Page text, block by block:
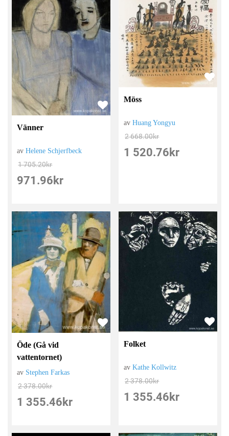
Vänner
avHelene Schjerfbeck
1 705.20kr
971.96 kr
Möss
avHuang Yongyu
2 668.00kr
1 520.76 kr
Öde (Gå vid
vattentornet)
av Stephen Farkas
2 378.00kr
1 355.46 kr
Folket
avKathe Kollwitz
2 378.00kr
1 355.46 kr